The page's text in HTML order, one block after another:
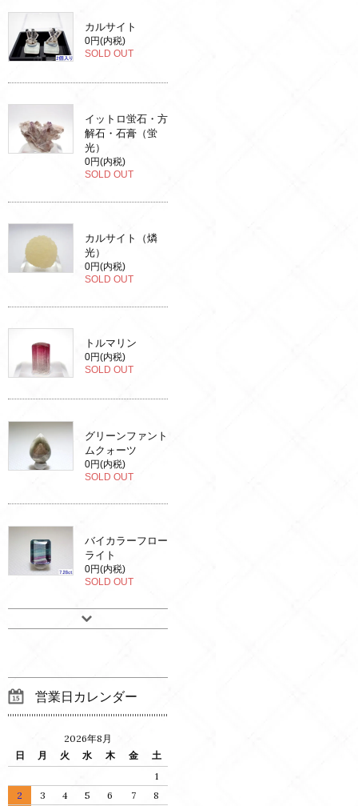
カルサイト
0円(内税)
SOLD OUT
イットロ蛍石・方
解石・石膏（蛍
光）
0円(内税)
SOLD OUT
カルサイト（燐
光）
0円(内税)
SOLD OUT
トルマリン
0円(内税)
SOLD OUT
グリーンファント
ムクォーツ
0円(内税)
SOLD OUT
バイカラーフロー
ライト
0円(内税)
SOLD OUT
営業日カレンダー
2026年8月
日
月 火 水 木 金
土
1
2
3 4 5 6 7 8